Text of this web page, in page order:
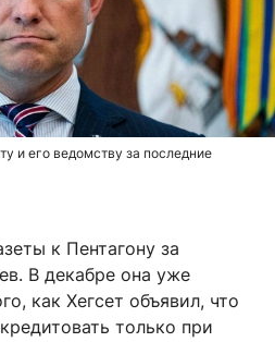
и его ведомству за последние
к Пентагону за
В декабре она уже
как Хегсет объявил, что
только при